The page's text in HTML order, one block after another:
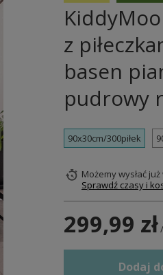
z
basen
pudrowy
90x30cm/300piłek
Możemy wysłać już
Sprawdź czasy i
299,99 zł/
Dodaj